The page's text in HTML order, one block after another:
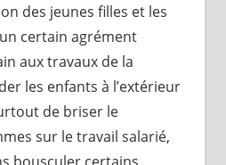
des jeunes filles et les
certain agrément
aux travaux de la
les enfants à l’extérieur
de briser le
sur le travail salarié,
bousculer certains